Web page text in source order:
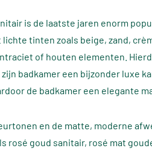
is de laatste jaren enorm
tinten zoals beige, zand,
of houten elementen.
badkamer een bijzonder luxe
de badkamer een elegante
en de matte, moderne
rosé goud sanitair, rosé mat